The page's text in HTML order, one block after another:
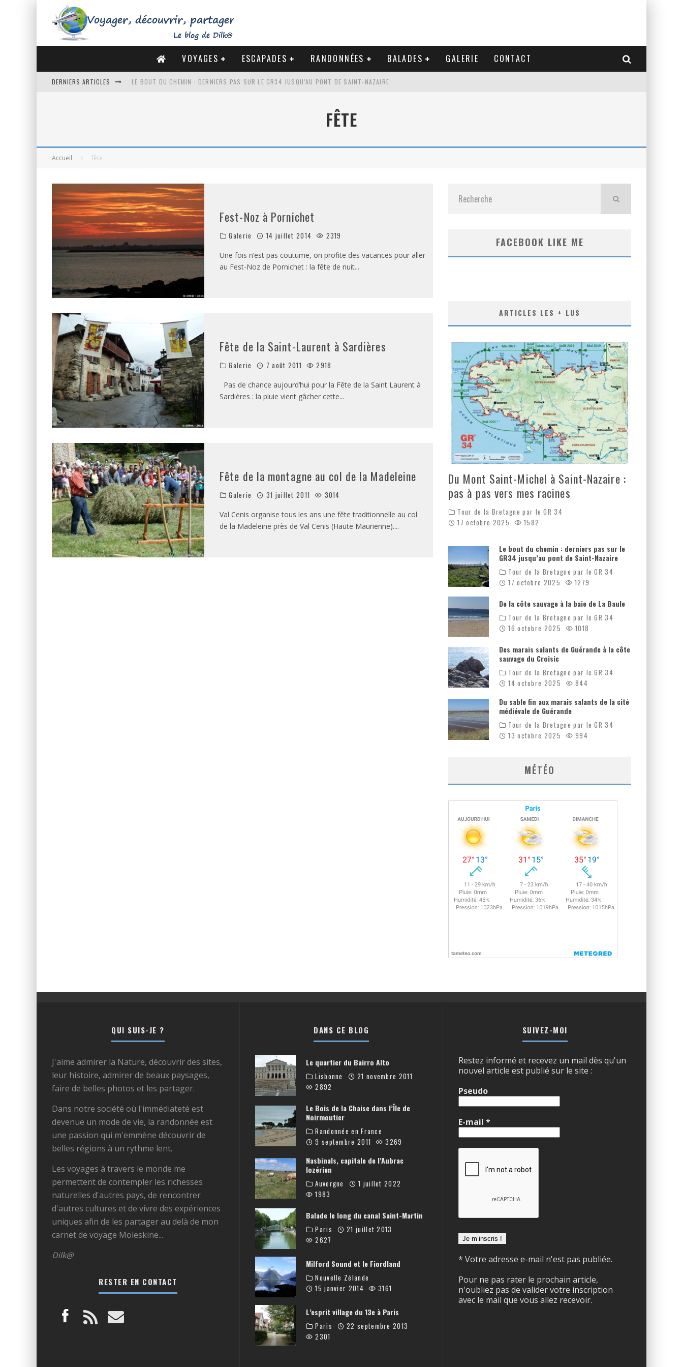
VOYAGES ESCAPADES RANDONNÉES BALADES GALERIE CONTACT
DERNIERS ARTICLES LE BOUT DU CHEMIN : DERNIERS PAS SUR LE GR34 JUSQU’AU PONT DE SAINT-NAZAIRE
DES MARAIS SALANTS DE GUÉRANDE À LA CÔTE SAUVAGE DU CROISICFÊTE
Accueil fête
Fest-Noz à Pornichet
Galerie 14 juillet 2014 2319
Une fois n’est pas coutume, on profite des vacances pour aller
au Fest-Noz de Pornichet : la fête de nuit...
Fête de la Saint-Laurent à Sardières
Galerie 7 août 2011 2918
Pas de chance aujourd’hui pour la Fête de la Saint Laurent à
Sardières : la pluie vient gâcher cette...
Fête de la montagne au col de la Madeleine
Galerie 31 juillet 2011 3014
Val Cenis organise tous les ans une fête traditionnelle au col
de la Madeleine près de Val Cenis (Haute Maurienne)....
FACEBOOK LIKE ME
ARTICLES LES + LUS
Du Mont Saint-Michel à Saint-Nazaire :
pas à pas vers mes racines
Tour de la Bretagne par le GR 34
17 octobre 2025
1582
Le bout du chemin : derniers pas sur le
GR34 jusqu’au pont de Saint-Nazaire
Tour de la Bretagne par le GR 34
17 octobre 2025
1279
De la côte sauvage à la baie de La Baule
Tour de la Bretagne par le GR 34
16 octobre 2025
1018
Des marais salants de Guérande à la côte
sauvage du Croisic
Tour de la Bretagne par le GR 34
14 octobre 2025
844
Du sable fin aux marais salants de la cité
médiévale de Guérande
Tour de la Bretagne par le GR 34
13 octobre 2025
994
MÉTÉO
QUI SUIS-JE ?
J'aime admirer la Nature, découvrir des sites,
leur histoire, admirer de beaux paysages,
faire de belles photos et les partager.
Dans notre société où l'immédiateté est
devenue un mode de vie, la randonnée est
une passion qui m'emmène découvrir de
belles régions à un rythme lent.
Les voyages à travers le monde me
permettent de contempler les richesses
naturelles d'autres pays, de rencontrer
d'autres cultures et de vivre des expériences
uniques afin de les partager au delà de mon
carnet de voyage Moleskine...
Dilk@
RESTER EN CONTACT
DANS CE BLOG
Le quartier du Bairro Alto
Lisbonne
21 novembre 2011
2892
Le Bois de la Chaise dans l’Île de
Noirmoutier
Randonnée en France
9 septembre 2011
3269
Nasbinals, capitale de l’Aubrac
lozérien
Auvergne
1 juillet 2022
1983
Balade le long du canal Saint-Martin
Paris
21 juillet 2013
2627
Milford Sound et le Fiordland
Nouvelle Zélande
15 janvier 2014
3161
L’esprit village du 13e à Paris
Paris
22 septembre 2013
2301
SUIVEZ-MOI
Restez informé et recevez un mail dès qu'un
nouvel article est publié sur le site :
Pseudo
E-mail *
* Votre adresse e-mail n'est pas publiée.
Pour ne pas rater le prochain article,
n'oubliez pas de valider votre inscription
avec le mail que vous allez recevoir.